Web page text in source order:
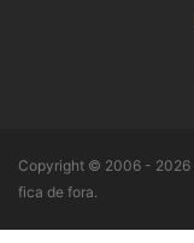
Copyright © 2006 - 2026
fica de fora.